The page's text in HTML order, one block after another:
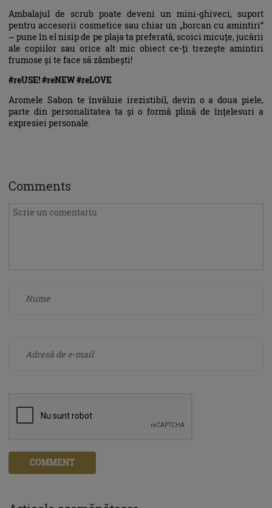
Ambalajul de scrub poate deveni un mini-ghiveci, suport
pentru accesorii cosmetice sau chiar un „borcan cu amintiri“
– pune în el nisip de pe plaja ta preferată, scoici micuțe, jucării
ale copiilor sau orice alt mic obiect ce-ți trezește amintiri
frumose și te face să zâmbești!
#reUSE! #reNEW #reLOVE
Aromele Sabon te învăluie irezistibil, devin o a doua piele,
parte din personalitatea ta şi o formă plină de înțelesuri a
expresiei personale.
Comments
COMMENT